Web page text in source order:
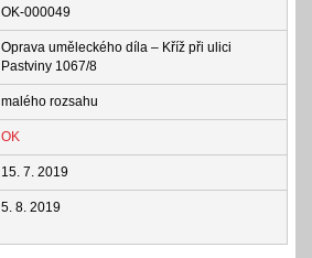
OK-000049
Oprava uměleckého díla – Kříž při ulici
Pastviny 1067/8
malého rozsahu
OK
15. 7. 2019
5. 8. 2019